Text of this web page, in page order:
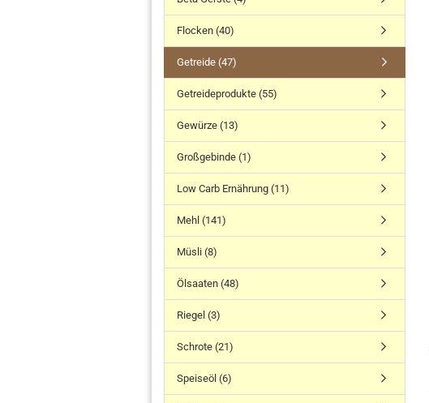
Flocken (40)
Getreide (47)
Getreideprodukte (55)
Gewürze (13)
Großgebinde (1)
Low Carb Ernährung (11)
Mehl (141)
Müsli (8)
Ölsaaten (48)
Riegel (3)
Schrote (21)
Speiseöl (6)